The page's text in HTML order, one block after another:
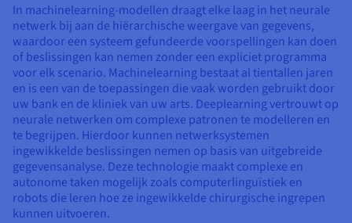
In machinelearning-modellen draagt elke laag in het neurale
netwerk bij aan de hiërarchische weergave van gegevens,
waardoor een systeem gefundeerde voorspellingen kan doen
of beslissingen kan nemen zonder een expliciet programma
voor elk scenario. Machinelearning bestaat al tientallen jaren
en is een van de toepassingen die vaak worden gebruikt door
uw bank en de kliniek van uw arts. Deeplearning vertrouwt op
neurale netwerken om complexe patronen te modelleren en
te begrijpen. Hierdoor kunnen netwerksystemen
ingewikkelde beslissingen nemen op basis van uitgebreide
gegevensanalyse. Deze technologie maakt complexe en
autonome taken mogelijk zoals computerlinguïstiek en
robots die leren hoe ze ingewikkelde chirurgische ingrepen
kunnen uitvoeren.